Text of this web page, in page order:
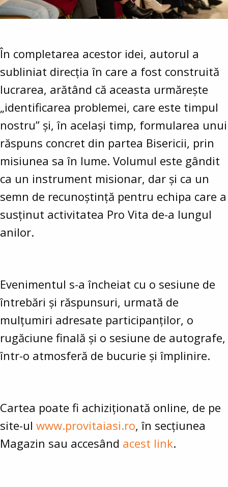
În completarea acestor idei, autorul a
subliniat direcția în care a fost construită
lucrarea, arătând că aceasta urmărește
„identificarea problemei, care este timpul
nostru” și, în același timp, formularea unui
răspuns concret din partea Bisericii, prin
misiunea sa în lume. Volumul este gândit
ca un instrument misionar, dar și ca un
semn de recunoștință pentru echipa care a
susținut activitatea Pro Vita de-a lungul
anilor.
Evenimentul s-a încheiat cu o sesiune de
întrebări și răspunsuri, urmată de
mulțumiri adresate participanților, o
rugăciune finală și o sesiune de autografe,
într-o atmosferă de bucurie și împlinire.
Cartea poate fi achiziționată online, de pe
site-ul www.provitaiasi.ro, în secțiunea
Magazin sau accesând acest link.